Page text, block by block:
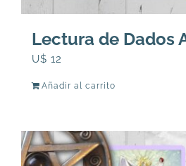
Lectura de Dados
U$ 12
Añadir al carrito